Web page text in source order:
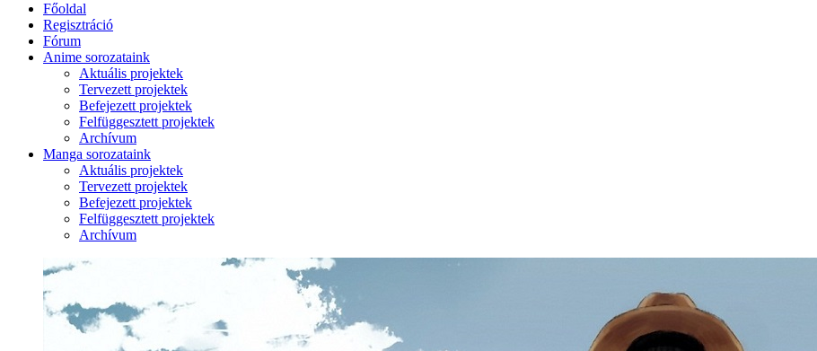
Főoldal
Regisztráció
Fórum
Anime sorozataink
Aktuális projektek
Tervezett projektek
Befejezett projektek
Felfüggesztett projektek
Archívum
Manga sorozataink
Aktuális projektek
Tervezett projektek
Befejezett projektek
Felfüggesztett projektek
Archívum